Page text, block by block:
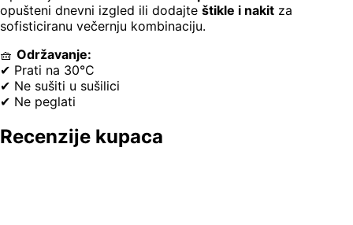
opušteni dnevni izgled ili dodajte štikle i nakit za
sofisticiranu večernju kombinaciju.
🧺 Održavanje:
✔ Prati na 30°C
✔ Ne sušiti u sušilici
✔ Ne peglati
Recenzije kupaca